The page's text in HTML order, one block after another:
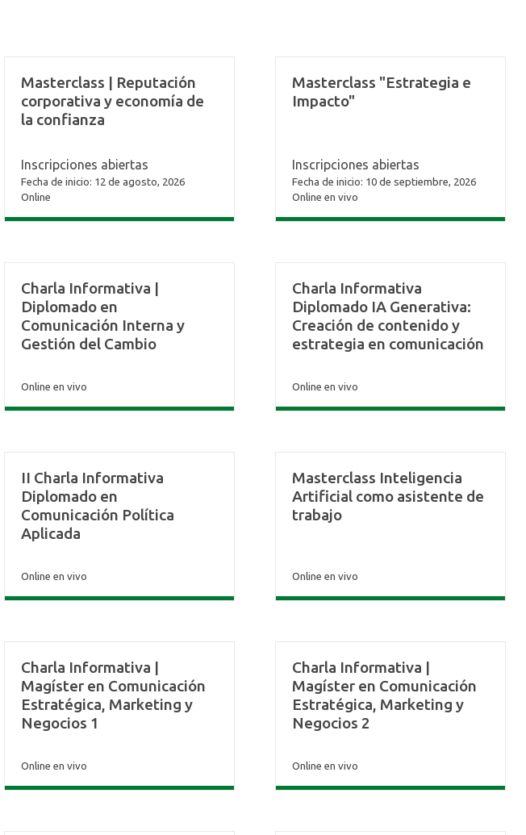
Masterclass | Reputación
corporativa y economía de
la confianza
Inscripciones abiertas
Fecha de inicio: 12 de agosto, 2026
Online
Masterclass "Estrategia e
Impacto"
Inscripciones abiertas
Fecha de inicio: 10 de septiembre, 2026
Online en vivo
Charla Informativa |
Diplomado en
Comunicación Interna y
Gestión del Cambio
Online en vivo
Charla Informativa
Diplomado IA Generativa:
Creación de contenido y
estrategia en comunicación
Online en vivo
II Charla Informativa
Diplomado en
Comunicación Política
Aplicada
Online en vivo
Masterclass Inteligencia
Artificial como asistente de
trabajo
Online en vivo
Charla Informativa |
Magíster en Comunicación
Estratégica, Marketing y
Negocios 1
Online en vivo
Charla Informativa |
Magíster en Comunicación
Estratégica, Marketing y
Negocios 2
Online en vivo